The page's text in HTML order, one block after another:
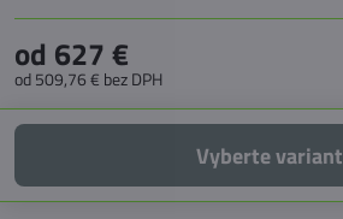
od 627 €
od 509,76 € bez DPH
Vyberte variant